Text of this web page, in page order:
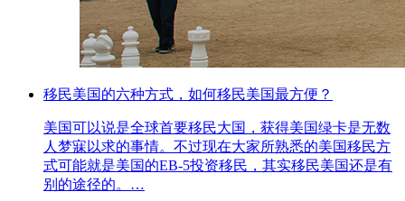
移民美国的六种方式，如何移民美国最方便？
美国可以说是全球首要移民大国，获得美国绿卡是无数
人梦寐以求的事情。不过现在大家所熟悉的美国移民方
式可能就是美国的EB-5投资移民，其实移民美国还是有
别的途径的。…